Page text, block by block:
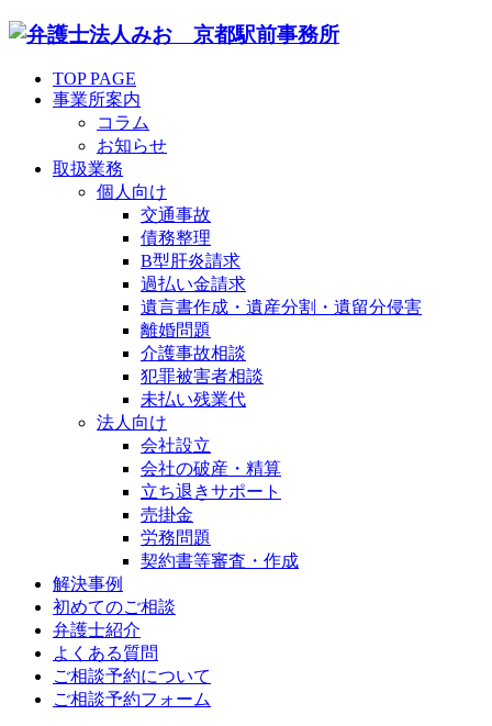
TOP PAGE
事業所案内
コラム
お知らせ
取扱業務
個人向け
交通事故
債務整理
B型肝炎請求
過払い金請求
遺言書作成・遺産分割・遺留分侵害
離婚問題
介護事故相談
犯罪被害者相談
未払い残業代
法人向け
会社設立
会社の破産・精算
立ち退きサポート
売掛金
労務問題
契約書等審査・作成
解決事例
初めてのご相談
弁護士紹介
よくある質問
ご相談予約について
ご相談予約フォーム